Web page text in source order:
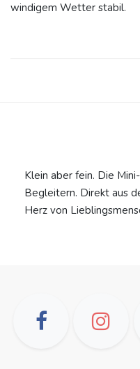
windigem Wetter stabil.
Klein aber fein. Die
Begleitern. Direkt aus
Herz von